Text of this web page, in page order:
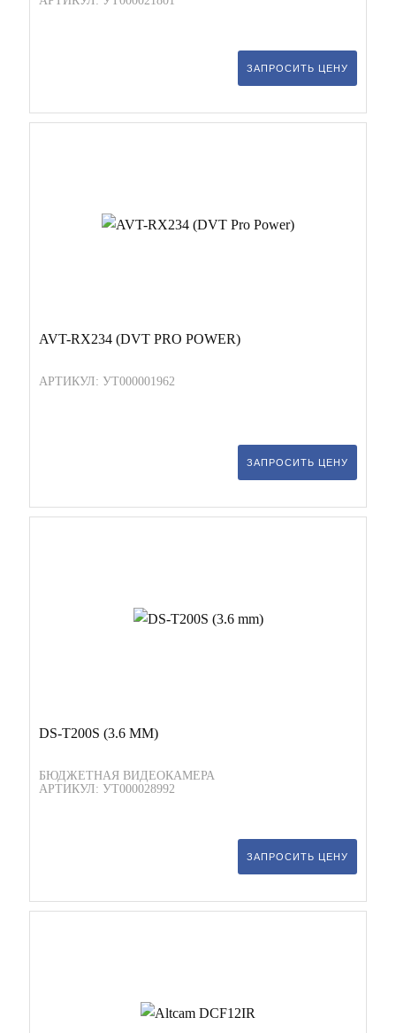
ЗАПРОСИТЬ ЦЕНУ
AVT-RX234 (DVT PRO POWER)
АРТИКУЛ: УТ000001962
ЗАПРОСИТЬ ЦЕНУ
DS-T200S (3.6 MM)
БЮДЖЕТНАЯ ВИДЕОКАМЕРА
АРТИКУЛ: УТ000028992
ЗАПРОСИТЬ ЦЕНУ